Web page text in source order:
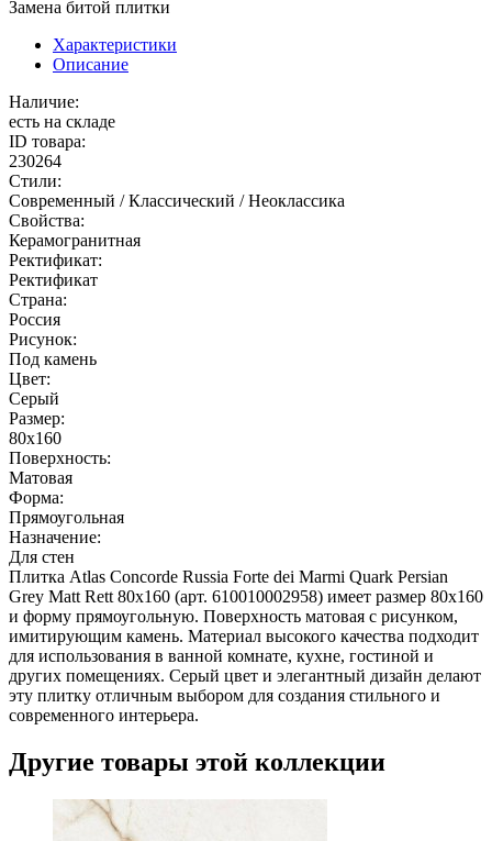
Замена битой плитки
Характеристики
Описание
Наличие:
есть на складе
ID товара:
230264
Стили:
Современный / Классический / Неоклассика
Свойства:
Керамогранитная
Ректификат:
Ректификат
Страна:
Россия
Рисунок:
Под камень
Цвет:
Серый
Размер:
80x160
Поверхность:
Матовая
Форма:
Прямоугольная
Назначение:
Для стен
Плитка Atlas Concorde Russia Forte dei Marmi Quark Persian
Grey Matt Rett 80x160 (арт. 610010002958) имеет размер 80x160
и форму прямоугольную. Поверхность матовая с рисунком,
имитирующим камень. Материал высокого качества подходит
для использования в ванной комнате, кухне, гостиной и
других помещениях. Серый цвет и элегантный дизайн делают
эту плитку отличным выбором для создания стильного и
современного интерьера.
Другие товары этой коллекции